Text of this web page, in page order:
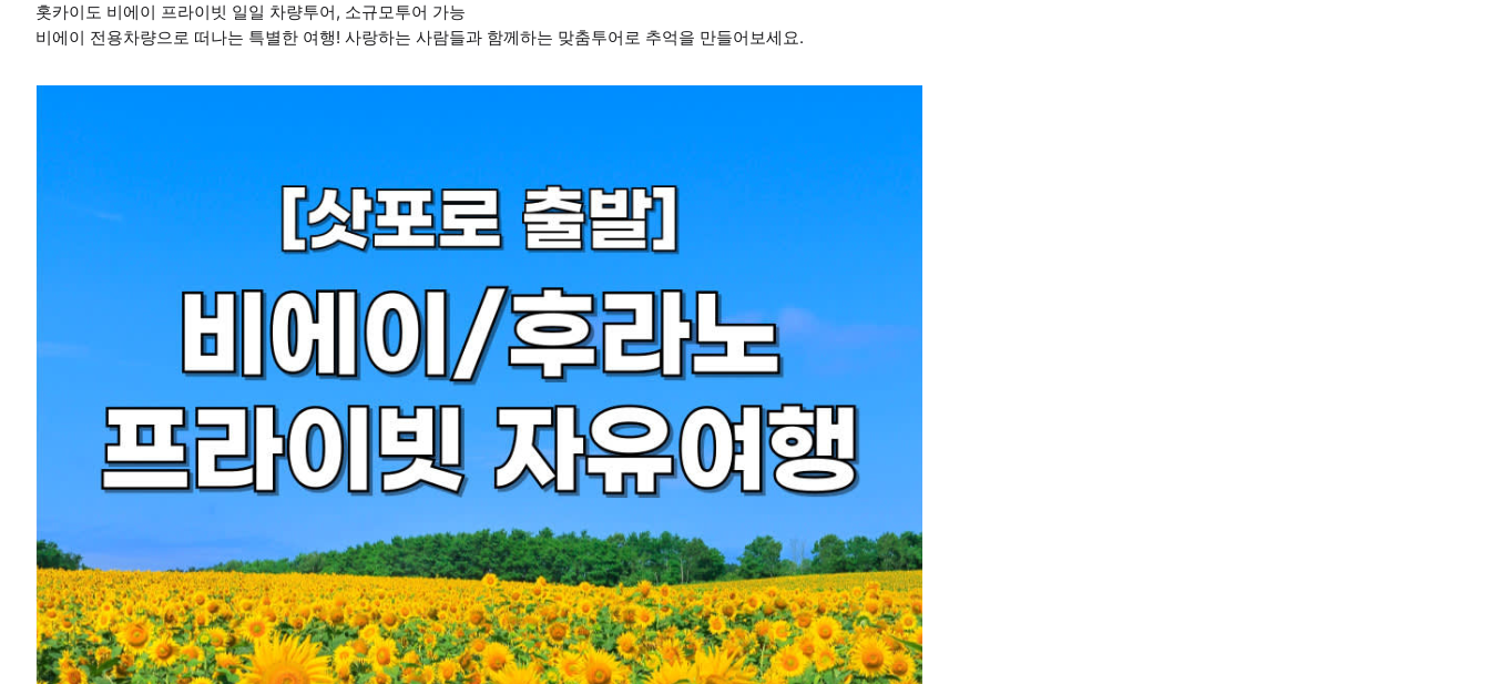
홋카이도 비에이 프라이빗 일일 차량투어, 소규모투어 가능
비에이 전용차량으로 떠나는 특별한 여행! 사랑하는 사람들과 함께하는 맞춤투어로 추억을 만들어보세요.